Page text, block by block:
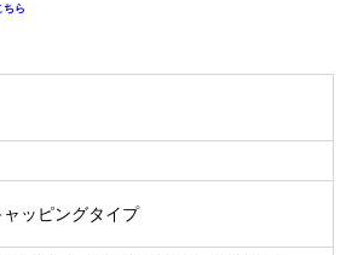
ちら
ッピングタイプ